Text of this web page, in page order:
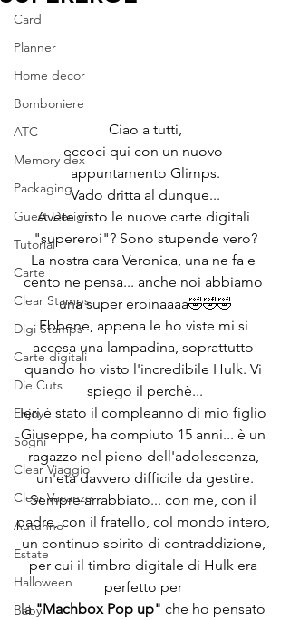
Card
Planner
Home decor
Bomboniere
ATC
Memory dex
Packaging
Guest Design
Tutorial
Carte
Clear Stamps
Digi Stamps
Carte digitali
Die Cuts
Enjoy
Sogni
Clear Viaggio
Clear Vacanze
Autunno
Estate
Halloween
Baby
Ciao a tutti,
eccoci qui con un nuovo
appuntamento Glimps.
Vado dritta al dunque...
Avete visto le nuove carte digitali
"supereroi"? Sono stupende vero?
La nostra cara Veronica, una ne fa e
cento ne pensa... anche noi abbiamo
una super eroinaaaa🤣🤣🤣
Ebbene, appena le ho viste mi si
accesa una lampadina, soprattutto
quando ho visto l'incredibile Hulk. Vi
spiego il perchè...
Ieri è stato il compleanno di mio figlio
Giuseppe, ha compiuto 15 anni... è un
ragazzo nel pieno dell'adolescenza,
un'età davvero difficile da gestire.
Sempre arrabbiato... con me, con il
padre, con il fratello, col mondo intero,
un continuo spirito di contraddizione,
per cui il timbro digitale di Hulk era
perfetto per
la "Machbox Pop up" che ho pensato